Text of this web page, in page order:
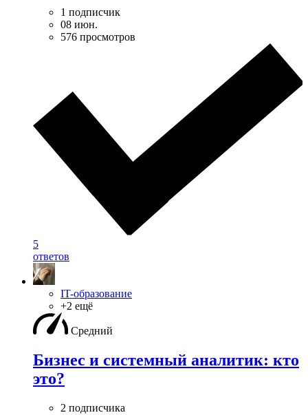
1 подписчик
08 июн.
576 просмотров
5
ответов
IT-образование
+2 ещё
Средний
Бизнес и системный аналитик: кто
это?
2 подписчика